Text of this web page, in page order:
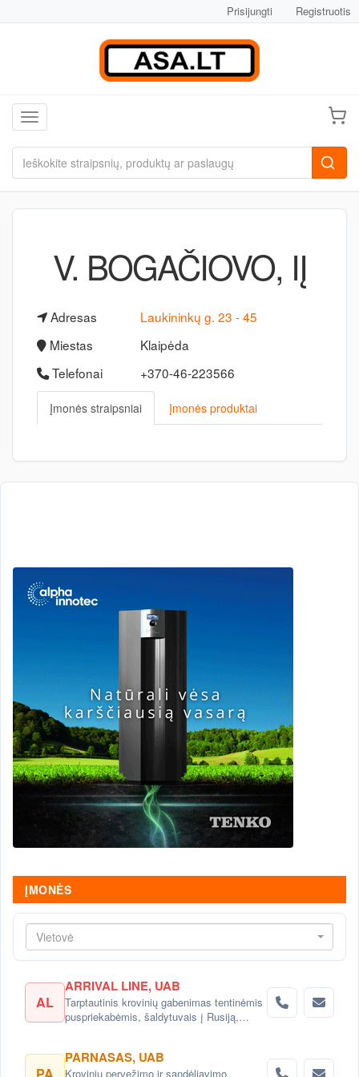
Prisijungti Registruotis
Toggle navigation
V. BOGAČIOVO, IĮ
Adresas
Laukininkų g. 23 - 45
Miestas
Klaipėda
Telefonai
+370-46-223566
Įmonės straipsniai Įmonės produktai
ĮMONĖS
Vietovė
AL
ARRIVAL LINE, UAB
Tarptautinis krovinių gabenimas tentinėmis
puspriekabėmis, šaldytuvais į Rusiją,
PA
PARNASAS, UAB
Krovinių pervežimo ir sandėliavimo